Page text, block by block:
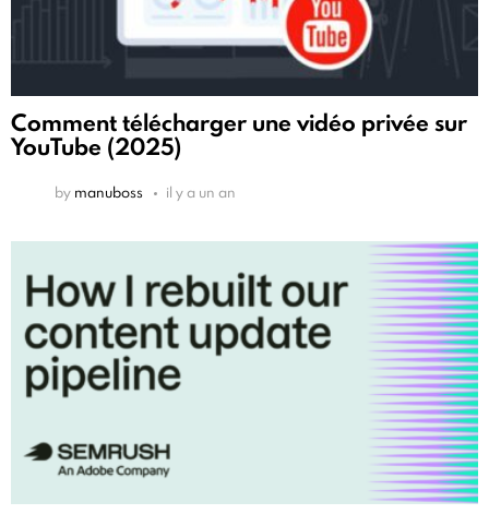
Comment télécharger une vidéo privée sur
YouTube (2025)
by manuboss il y a un an